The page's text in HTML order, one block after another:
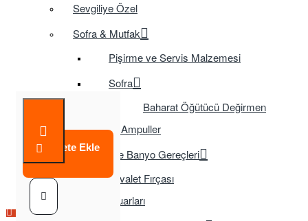
Sevgiliye Özel
Sofra & Mutfak
Pişirme ve Servis Malzemesi
Sofra
Baharat Öğütücü Değirmen
Tasarruflu Ampuller
Temizlik ve Banyo Gereçleri
Tuvalet Fırçası
TV Aksesuarları
Sepete Ekle
Çok Satılan Ürün